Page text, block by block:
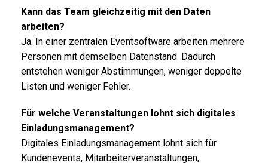
Kann das Team gleichzeitig mit den Daten
arbeiten?
Ja. In einer zentralen Eventsoftware arbeiten mehrere
Personen mit demselben Datenstand. Dadurch
entstehen weniger Abstimmungen, weniger doppelte
Listen und weniger Fehler.
Für welche Veranstaltungen lohnt sich digitales
Einladungsmanagement?
Digitales Einladungsmanagement lohnt sich für
Kundenevents, Mitarbeiterveranstaltungen,